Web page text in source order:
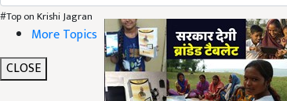
#Top on Krishi Jagran
More Topics
CLOSE